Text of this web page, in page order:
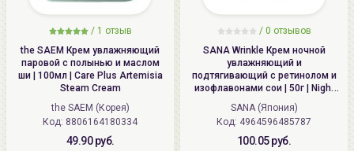
/ 1 отзыв
the SAEM Крем увлажняющий
паровой с полынью и маслом
ши | 100мл | Care Plus Artemisia
Steam Cream
the SAEM (Корея)
Код: 8806164180334
49.90 руб.
/ 0 отзывов
SANA Wrinkle Крем ночной
увлажняющий и
подтягивающий с ретинолом и
изофлавонами сои | 50г | Night
Wrinkle Cream
SANA (Япония)
Код: 4964596485787
100.05 руб.